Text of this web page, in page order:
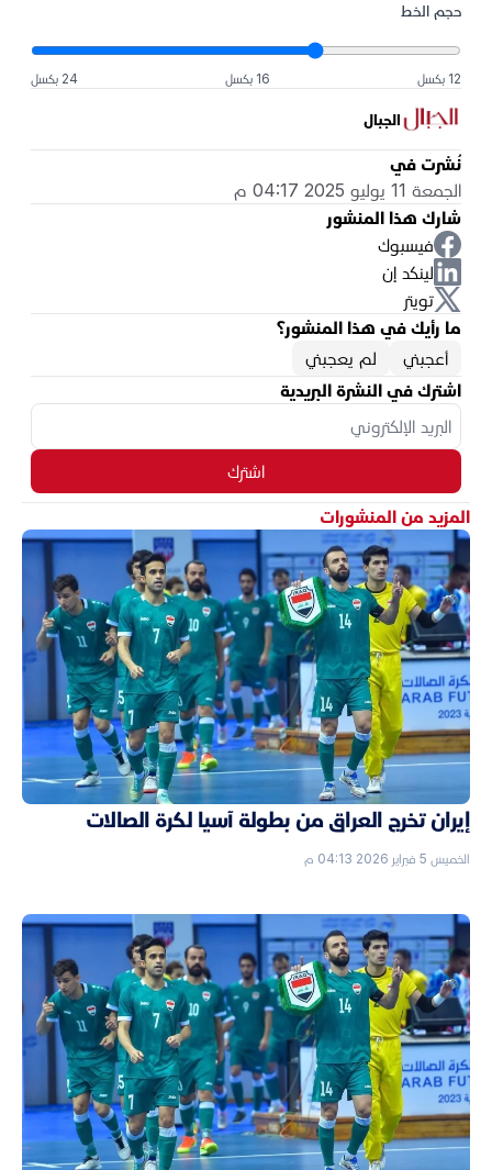
حجم الخط
12 بكسل 16 بكسل 24 بكسل
الجبال
نُشرت في
الجمعة 11 يوليو 2025 04:17 م
شارك هذا المنشور
فيسبوك
لينكد إن
تويتر
ما رأيك في هذا المنشور؟
أعجبني
لم يعجبني
اشترك في النشرة البريدية
اشترك
المزيد من المنشورات
إيران تخرج العراق من بطولة آسيا لكرة الصالات
الخميس 5 فبراير 2026 04:13 م